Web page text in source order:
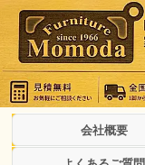
会社概要